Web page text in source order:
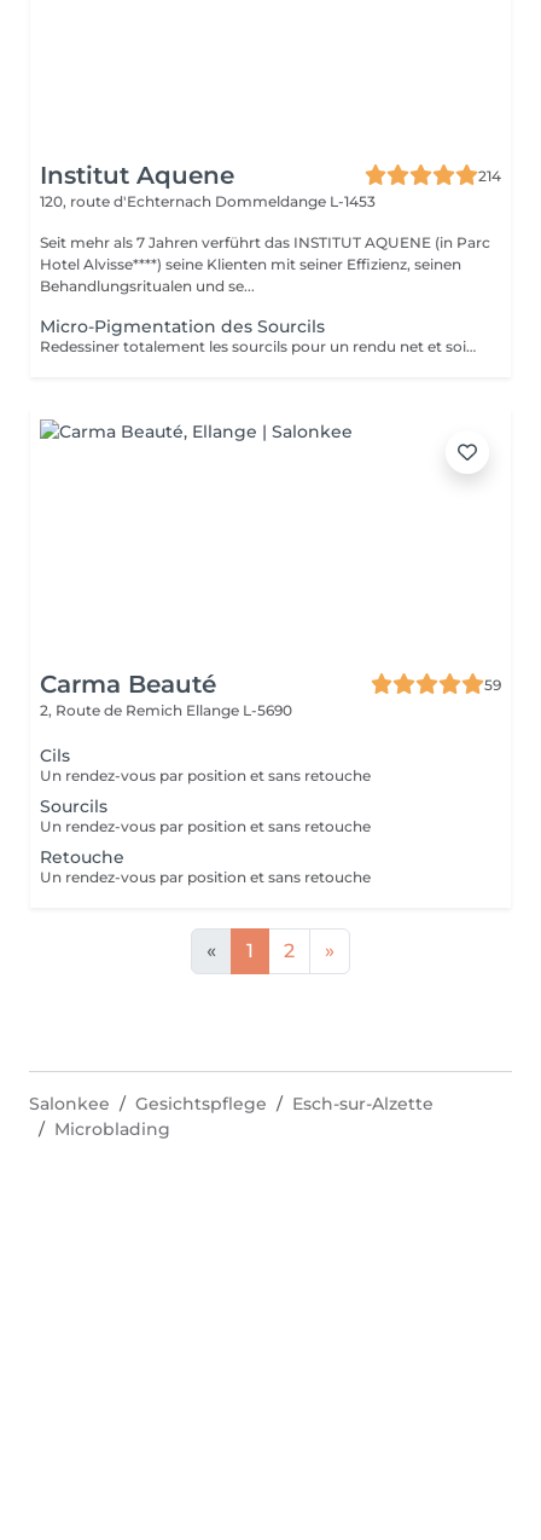
Institut Aquene
214
120, route d'Echternach Dommeldange L-1453
Seit mehr als 7 Jahren verführt das INSTITUT AQUENE (in Parc
Hotel Alvisse****) seine Klienten mit seiner Effizienz, seinen
Behandlungsritualen und se...
Micro-Pigmentation des Sourcils
Redessiner totalement les sourcils pour un rendu net et soigné, cela devient simple avec la micro-pigmentation. Tous les sourcils, qu'ils soient clairsemés, trop courts, trop long ou inexistants trouvent leur courbe parfaite. Les sourcils sont un élément majeur de nos expressions. La micro-pigmentation vous permet de jouir de la forme adéquate pour sublimer vos sourcils.
Carma Beauté
59
2, Route de Remich Ellange L-5690
Cils
Un rendez-vous par position et sans retouche
Sourcils
Un rendez-vous par position et sans retouche
Retouche
Un rendez-vous par position et sans retouche
« 1 2 »
Salonkee Gesichtspflege
Esch-sur-Alzette
Microblading